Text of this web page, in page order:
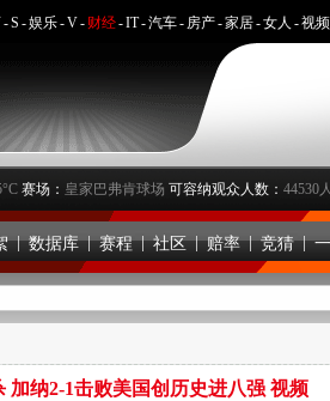
-S -娱乐-V- 财经-IT-汽车- 房产-家居-女人 -视频
赛场： 皇家巴弗肯球场 可容纳观众人数： 44530人
| 数据库 | 赛程 | 社区 | 赔率 | 竞猜 |
加纳2-1击败美国创历史进八强 视频